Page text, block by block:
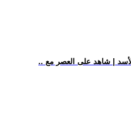
| شاهد على العصر مع